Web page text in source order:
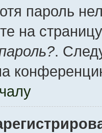
пароль
на
.